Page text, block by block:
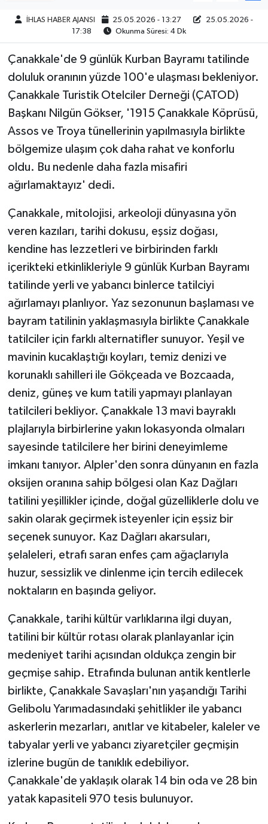
İHLAS HABER AJANSI 25.05.2026 - 13:27
25.05.2026 -
17:38
Okunma Süresi: 4 Dk
Çanakkale'de 9 günlük Kurban Bayramı tatilinde
doluluk oranının yüzde 100'e ulaşması bekleniyor.
Çanakkale Turistik Otelciler Derneği (ÇATOD)
Başkanı Nilgün Gökser, '1915 Çanakkale Köprüsü,
Assos ve Troya tünellerinin yapılmasıyla birlikte
bölgemize ulaşım çok daha rahat ve konforlu
oldu. Bu nedenle daha fazla misafiri
ağırlamaktayız' dedi.
Çanakkale, mitolojisi, arkeoloji dünyasına yön
veren kazıları, tarihi dokusu, eşsiz doğası,
kendine has lezzetleri ve birbirinden farklı
içerikteki etkinlikleriyle 9 günlük Kurban Bayramı
tatilinde yerli ve yabancı binlerce tatilciyi
ağırlamayı planlıyor. Yaz sezonunun başlaması ve
bayram tatilinin yaklaşmasıyla birlikte Çanakkale
tatilciler için farklı alternatifler sunuyor. Yeşil ve
mavinin kucaklaştığı koyları, temiz denizi ve
korunaklı sahilleri ile Gökçeada ve Bozcaada,
deniz, güneş ve kum tatili yapmayı planlayan
tatilcileri bekliyor. Çanakkale 13 mavi bayraklı
plajlarıyla birbirlerine yakın lokasyonda olmaları
sayesinde tatilcilere her birini deneyimleme
imkanı tanıyor. Alpler'den sonra dünyanın en fazla
oksijen oranına sahip bölgesi olan Kaz Dağları
tatilini yeşillikler içinde, doğal güzelliklerle dolu ve
sakin olarak geçirmek isteyenler için eşsiz bir
seçenek sunuyor. Kaz Dağları akarsuları,
şelaleleri, etrafı saran enfes çam ağaçlarıyla
huzur, sessizlik ve dinlenme için tercih edilecek
noktaların en başında geliyor.
Çanakkale, tarihi kültür varlıklarına ilgi duyan,
tatilini bir kültür rotası olarak planlayanlar için
medeniyet tarihi açısından oldukça zengin bir
geçmişe sahip. Etrafında bulunan antik kentlerle
birlikte, Çanakkale Savaşları'nın yaşandığı Tarihi
Gelibolu Yarımadasındaki şehitlikler ile yabancı
askerlerin mezarları, anıtlar ve kitabeler, kaleler ve
tabyalar yerli ve yabancı ziyaretçiler geçmişin
izlerine bugün de tanıklık edebiliyor.
Çanakkale'de yaklaşık olarak 14 bin oda ve 28 bin
yatak kapasiteli 970 tesis bulunuyor.